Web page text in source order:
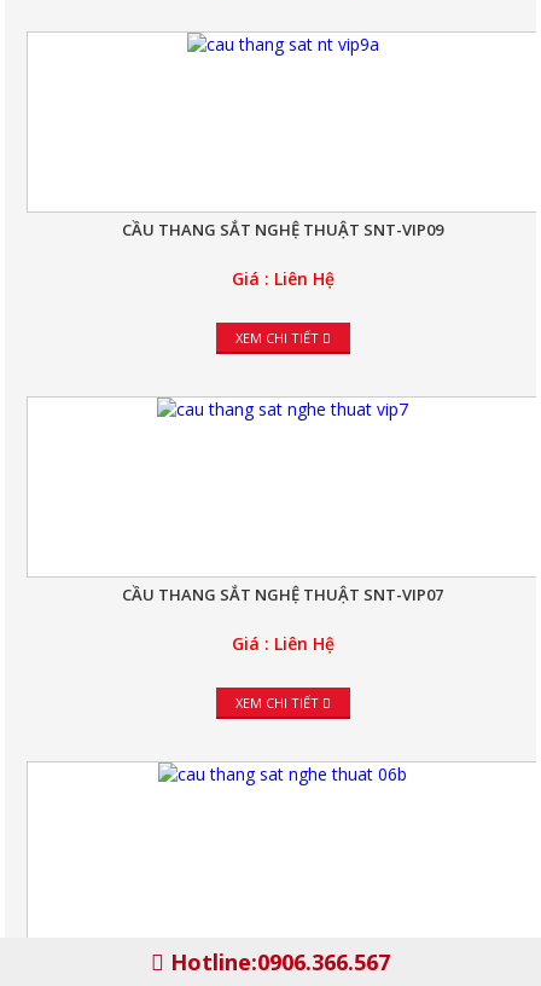
CẦU THANG SẮT NGHỆ THUẬT SNT-VIP09
Giá : Liên Hệ
XEM CHI TIẾT
CẦU THANG SẮT NGHỆ THUẬT SNT-VIP07
Giá : Liên Hệ
XEM CHI TIẾT
CẦU THANG SẮT NGHỆ THUẬT SNT-VIP06
Hotline:0906.366.567